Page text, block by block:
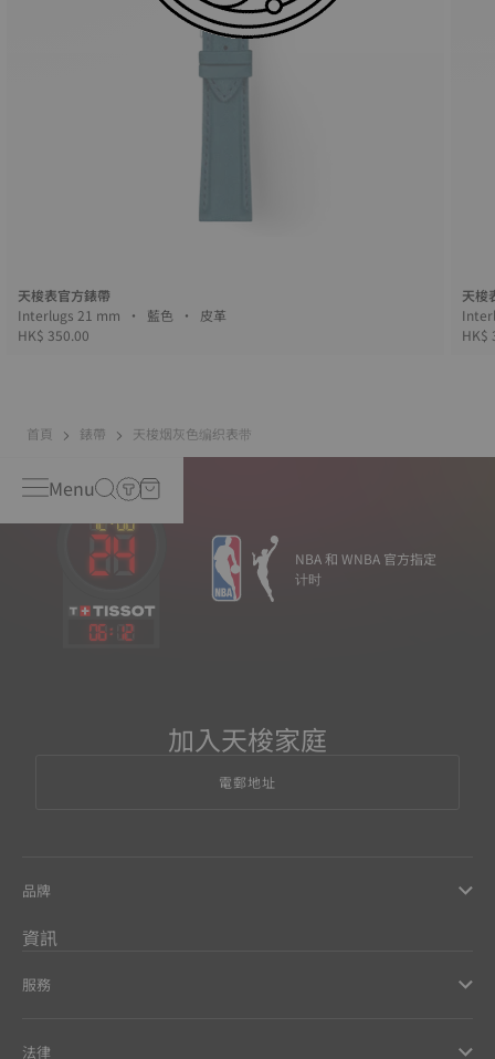
天梭表官方錶帶
Interlugs 21 mm • 藍色 • 皮革
HK$ 350.00
天梭
HK$
首頁 錶帶 天梭烟灰色编织表带
Menu
06: 12
NBA 和 WNBA 官方指定
计时
加入天梭家庭
電郵地址
品牌
資訊
服務
法律